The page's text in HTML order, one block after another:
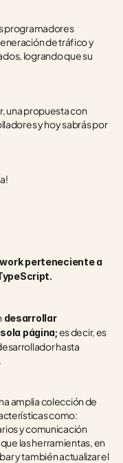
programadores
de tráfico y
logrando que su
una propuesta con
y hoy sabrás por
perteneciente a
desarrollar
página; es decir, es
hasta
amplia colección de
como:
y comunicación
las herramientas, en
y también actualizar el